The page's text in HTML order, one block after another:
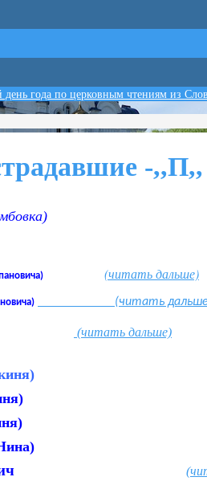
года по церковным чтениям из
-,,П,,
(читать дальше)
(читать
(читать дальше)
(игумения